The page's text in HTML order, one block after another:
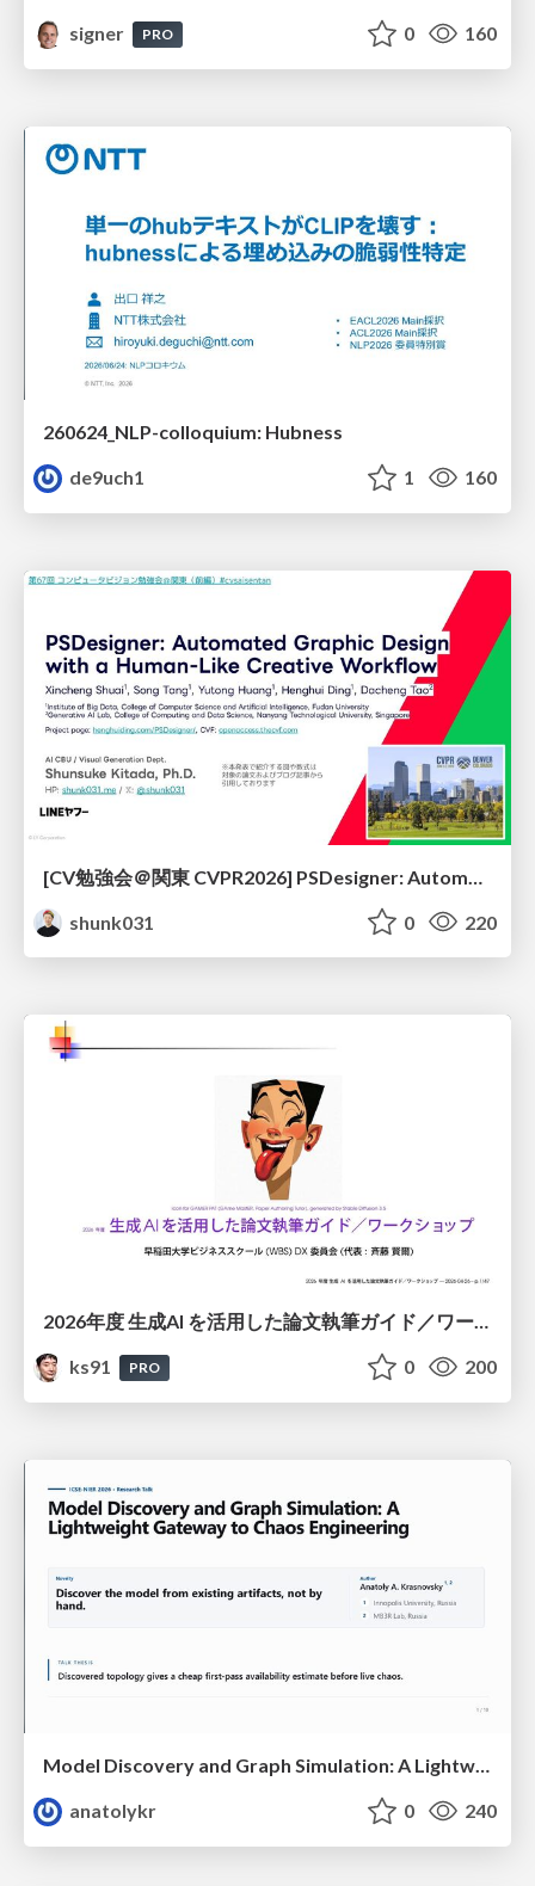
signer
PRO 0 160
260624_NLP-colloquium: Hubness
de9uch1
1 160
shunk031
0 220
2026年度 生成AI を活用した論文執筆ガイド／ワークショップ / 2026 Academic Year Guide to Writing Papers Using Generative AI - Workshop
ks91
PRO 0 200
Model Discovery and Graph Simulation: A Lightweight Gateway to Chaos Engineering
anatolykr
0 240